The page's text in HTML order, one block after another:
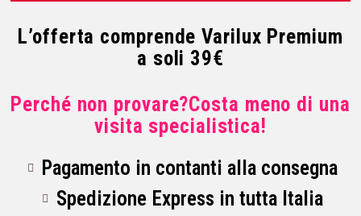
L’offerta comprende Varilux Premium
a soli 39€
Perché non provare?Costa meno di una
visita specialistica!
Pagamento in contanti alla consegna
Spedizione Express in tutta Italia